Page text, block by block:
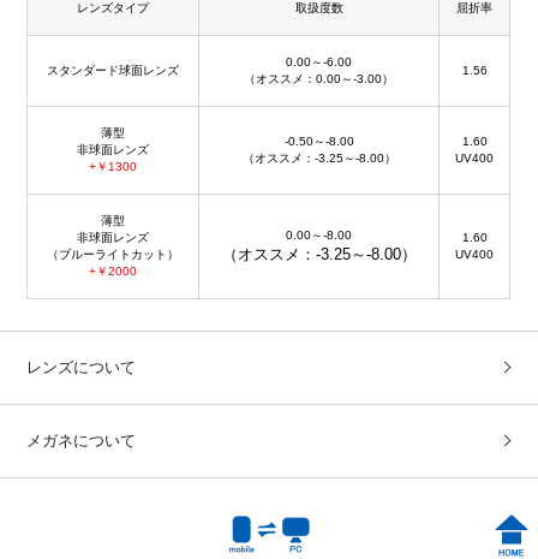
レンズタイプ 取扱度数 屈折率
スタンダード球面レンズ
0.00～-6.00
（オススメ：0.00～-3.00）
1.56
薄型
非球面レンズ
+￥1300
-0.50～-8.00
（オススメ：-3.25～-8.00）
1.60
UV400
薄型
非球面レンズ
（ブルーライトカット）
+￥2000
0.00～-8.00
（オススメ：-3.25～-8.00）
1.60
UV400
レンズについて
メガネについて